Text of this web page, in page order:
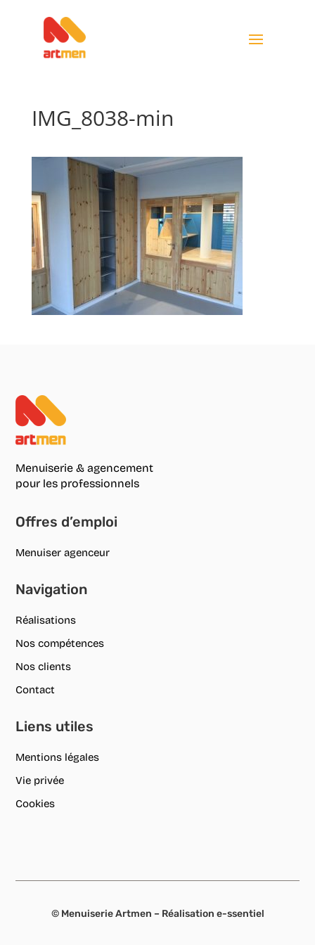
IMG_8038-min
Menuiserie & agencement
pour les professionnels
Offres d’emploi
Menuiser agenceur
Navigation
Réalisations
Nos compétences
Nos clients
Contact
Liens utiles
Mentions légales
Vie privée
Cookies
© Menuiserie Artmen – Réalisation e-ssentiel